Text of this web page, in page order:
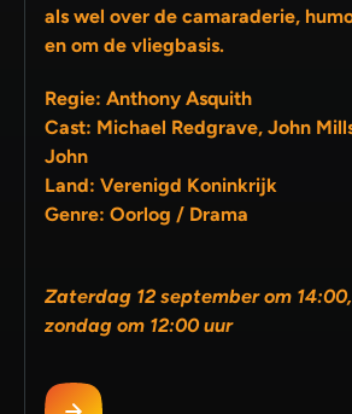
als wel over de camaraderie,
en om de vliegbasis.
Regie: Anthony Asquith
Cast: Michael Redgrave, John
John
Land: Verenigd Koninkrijk
Genre: Oorlog / Drama
Zaterdag 12 september om
zondag om 12:00 uur